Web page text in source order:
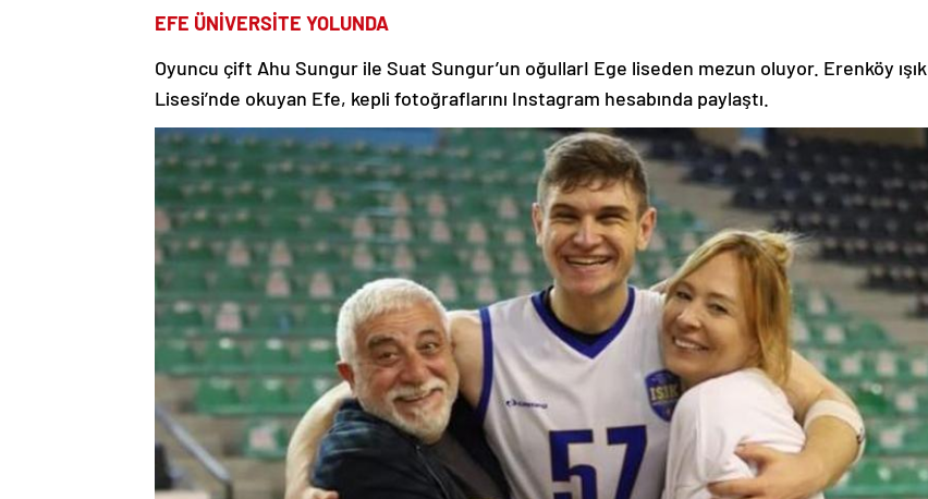
EFE ÜNİVERSİTE YOLUNDA
Oyuncu çift Ahu Sungur ile Suat Sungur’un oğullarI Ege liseden mezun oluyor. Erenköy ışık
Lisesi’nde okuyan Efe, kepli fotoğraflarını Instagram hesabında paylaştı.